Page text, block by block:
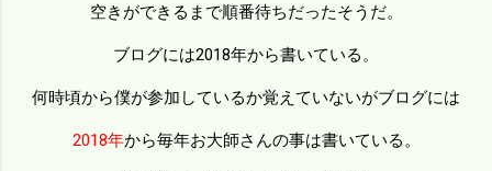
空きができるまで順番待ちだったそうだ。
ブログには2018年から書いている。
何時頃から僕が参加しているか覚えていないがブログには
2018年から毎年お大師さんの事は書いている。